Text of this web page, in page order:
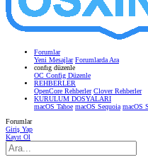
Forumlar
Yeni Mesajlar Forumlarda Ara
confıg düzenle
OC Config Düzenle
REHBERLER
OpenCore Rehberler Clover Rehberler
KURULUM DOSYALARI
macOS Tahoe macOS Sequoia macOS
Forumlar
Giriş Yap
Kayıt Ol